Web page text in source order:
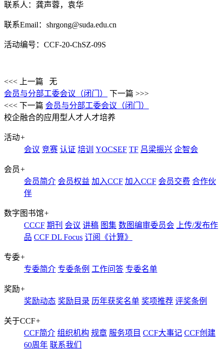
联系人： 龚声蓉，袁华
联系Email：shrgong@suda.edu.cn
活动编号：CCF-20-ChSZ-09S
<<< 上一篇
无
会员与分部工委会议（闭门）
下一篇 >>>
<<< 下一篇 会员与分部工委会议（闭门）
校企融合的应用型人才人才培养
活动+
会议 竞赛 认证 培训 YOCSEF TF 吕梁振兴 企智会
会员+
会员简介 会员权益 加入CCF 加入CCF 会员交费 合作伙
伴
数字图书馆+
CCCF 期刊 会议 讲稿 图集 数图编审委员会
上传/发布作
品 CCF DL Focus 订阅《计算》
专委+
专委简介 专委条例 工作问答 专委名单
奖励+
奖励动态 奖励目录 历年获奖名单 奖项推荐 评奖条例
关于CCF+
CCF简介 组织机构 规章 服务项目 CCF大事记 CCF创建
60周年 联系我们